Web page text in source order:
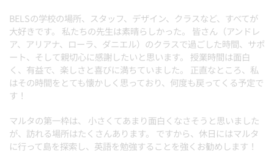
BELSの学校の場所、スタッフ、デザイン、クラスなど、すべてが
大好きです。 私たちの先生は素晴らしかった。 皆さん（アンドレ
ア、アリアナ、ローラ、ダニエル）のクラスで過ごした時間、サポ
ート、そして親切心に感謝したいと思います。 授業時間は面白
く、有益で、楽しさと喜びに満ちていました。 正直なところ、私
はその時間をとても懐かしく思っており、何度も戻ってくる予定で
す！
マルタの第一枠は、 小さくてあまり面白くなさそうと思いました
が、訪れる場所はたくさんあります。 ですから、休日にはマルタ
に行って島を探索し、英語を勉強することを強くお勧めします！